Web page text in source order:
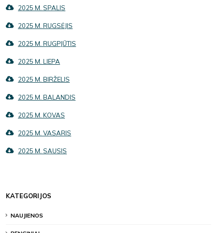
2025 M. SPALIS
2025 M. RUGSĖJIS
2025 M. RUGPJŪTIS
2025 M. LIEPA
2025 M. BIRŽELIS
2025 M. BALANDIS
2025 M. KOVAS
2025 M. VASARIS
2025 M. SAUSIS
KATEGORIJOS
NAUJIENOS